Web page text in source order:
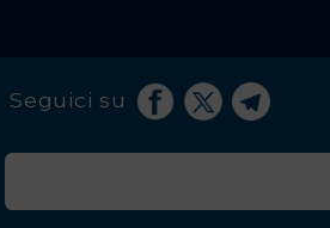
Seguici su